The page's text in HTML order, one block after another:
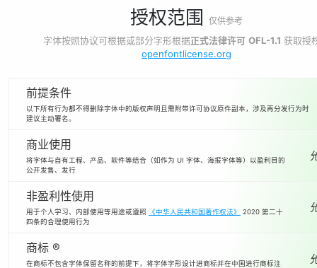
授权范围 仅供参考
字体按照协议可根据或部分字形根据正式法律许可 OFL-1.1 获取授
openfontlicense.org
前提条件
以下所有行为都不得删除字体中的版权声明且需附带许可协议原件副本，涉及再分发行为时
建议主动署名。
商业使用
将字体与自有工程、产品、软件等结合（如作为 UI 字体、海报字体等）以盈利目的
公开发售、发行
非盈利性使用
用于个人学习、内部使用等用途或遵照 《中华人民共和国著作权法》
2020 第二十
四条的合理使用行为
商标 ®
在商标不包含字体保留名称的前提下，将字体字形设计进商标并在中国进行商标注